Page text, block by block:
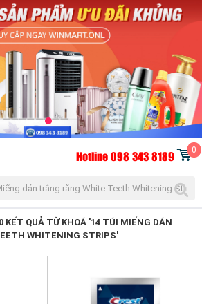
Hotline 098 343 8189 0
KẾT QUẢ TỪ KHOÁ '14 TÚI MIẾNG DÁN
WHITENING STRIPS'